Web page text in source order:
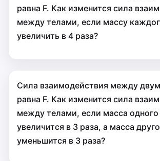
равна F. Как изменится сила
между телами, если массу
увеличить в 4 раза?
Сила взаимодействия между
равна F. Как изменится сила
между телами, если масса одного
увеличится в 3 раза, а масса
уменьшится в 3 раза?